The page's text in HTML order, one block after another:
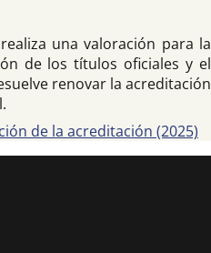
realiza una valoración para la
de los títulos oficiales y el
renovar la acreditación
de la acreditación (2025)